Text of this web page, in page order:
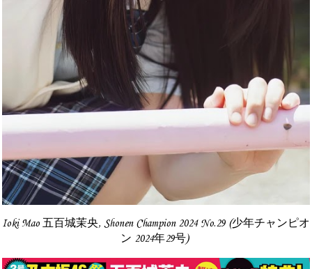
Ioki Mao 五百城茉央, Shonen Champion 2024 No.29 (少年チャンピオ
ン 2024年29号)